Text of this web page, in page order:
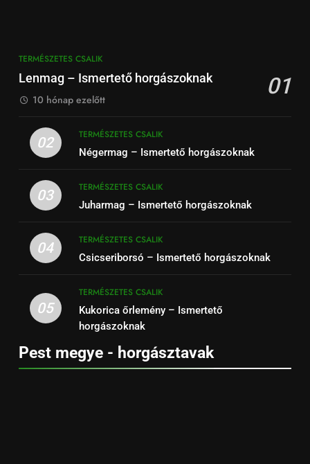
TERMÉSZETES CSALIK
Lenmag – Ismertető horgászoknak 01
10 hónap ezelőtt
02
TERMÉSZETES CSALIK
Négermag – Ismertető horgászoknak
03
TERMÉSZETES CSALIK
Juharmag – Ismertető horgászoknak
04
TERMÉSZETES CSALIK
Csicseriborsó – Ismertető horgászoknak
05
TERMÉSZETES CSALIK
Kukorica őrlemény – Ismertető
horgászoknak
Pest megye - horgásztavak